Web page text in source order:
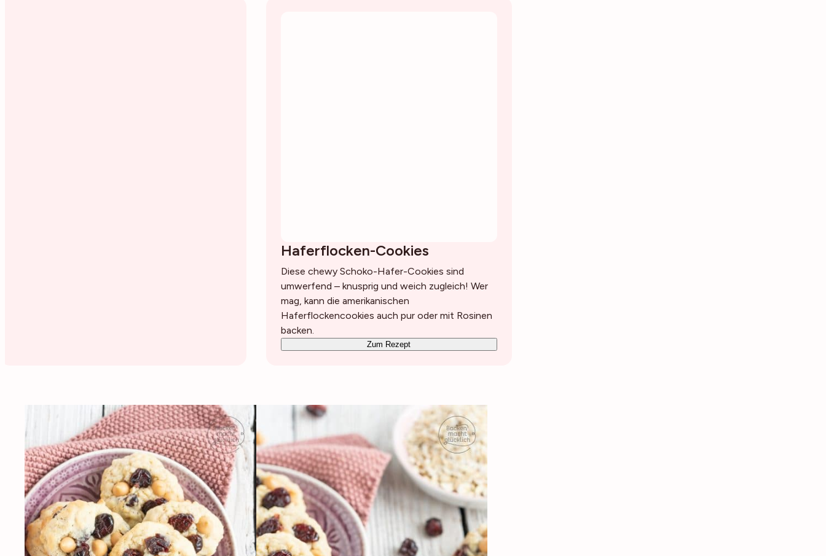
Haferflocken-Cookies
Diese chewy Schoko-Hafer-Cookies sind
umwerfend – knusprig und weich zugleich! Wer
mag, kann die amerikanischen
Haferflockencookies auch pur oder mit Rosinen
backen.
Zum Rezept